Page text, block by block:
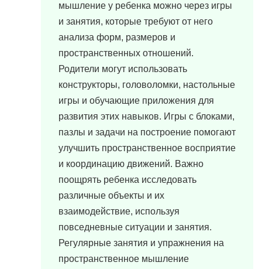
мышление у ребенка можно через игры
и занятия, которые требуют от него
анализа форм, размеров и
пространственных отношений.
Родители могут использовать
конструкторы, головоломки, настольные
игры и обучающие приложения для
развития этих навыков. Игры с блоками,
пазлы и задачи на построение помогают
улучшить пространственное восприятие
и координацию движений. Важно
поощрять ребенка исследовать
различные объекты и их
взаимодействие, используя
повседневные ситуации и занятия.
Регулярные занятия и упражнения на
пространственное мышление